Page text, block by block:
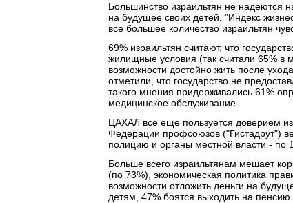
Большинство израильтян не надеются
на будущее своих детей. "Индекс
все большее количество израильтян
69% израильтян считают, что
жилищные условия (так считали 65% в
возможности достойно жить после
отметили, что государство не
такого мнения придерживались 61%
медицинское обслуживание.
ЦАХАЛ все еще пользуется доверием
Федерации профсоюзов ("Гистадрут")
полицию и органы местной власти - по
Больше всего израильтянам мешает
(по 73%), экономическая политика
возможности отложить деньги на
детям, 47% боятся выходить на пенсию.